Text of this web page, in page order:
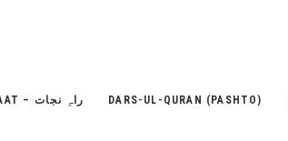
RAH-E-NEJAAT – راہِ نجات DARS-UL-QURAN (PASHTO)